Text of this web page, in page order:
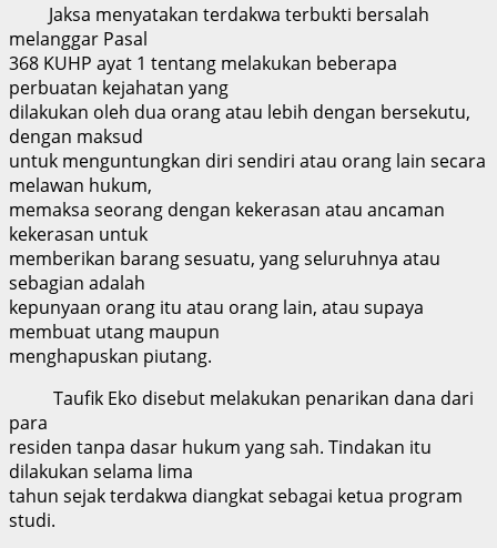
Jaksa menyatakan terdakwa terbukti bersalah
melanggar Pasal
368 KUHP ayat 1 tentang melakukan beberapa
perbuatan kejahatan yang
dilakukan oleh dua orang atau lebih dengan bersekutu,
dengan maksud
untuk menguntungkan diri sendiri atau orang lain secara
melawan hukum,
memaksa seorang dengan kekerasan atau ancaman
kekerasan untuk
memberikan barang sesuatu, yang seluruhnya atau
sebagian adalah
kepunyaan orang itu atau orang lain, atau supaya
membuat utang maupun
menghapuskan piutang.
Taufik Eko disebut melakukan penarikan dana dari
para
residen tanpa dasar hukum yang sah. Tindakan itu
dilakukan selama lima
tahun sejak terdakwa diangkat sebagai ketua program
studi.